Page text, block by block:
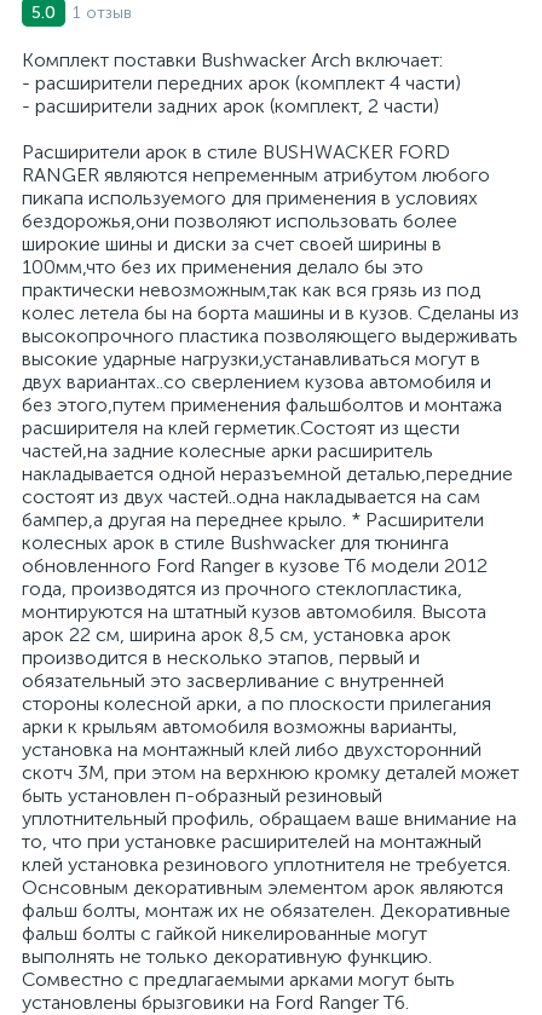
5.0 1 отзыв
Комплект поставки Bushwacker Arch включает:
- расширители передних арок (комплект 4 части)
- расширители задних арок (комплект, 2 части)
Расширители арок в стиле BUSHWACKER FORD
RANGER являются непременным атрибутом любого
пикапа используемого для применения в условиях
бездорожья,они позволяют использовать более
широкие шины и диски за счет своей ширины в
100мм,что без их применения делало бы это
практически невозможным,так как вся грязь из под
колес летела бы на борта машины и в кузов. Сделаны из
высокопрочного пластика позволяющего выдерживать
высокие ударные нагрузки,устанавливаться могут в
двух вариантах..со сверлением кузова автомобиля и
без этого,путем применения фальшболтов и монтажа
расширителя на клей герметик.Состоят из щести
частей,на задние колесные арки расширитель
накладывается одной неразъемной деталью,передние
состоят из двух частей..одна накладывается на сам
бампер,а другая на переднее крыло. * Расширители
колесных арок в стиле Bushwacker для тюнинга
обновленного Ford Ranger в кузове T6 модели 2012
года, производятся из прочного стеклопластика,
монтируются на штатный кузов автомобиля. Высота
арок 22 см, ширина арок 8,5 см, установка арок
производится в несколько этапов, первый и
обязательный это засверливание с внутренней
стороны колесной арки, а по плоскости прилегания
арки к крыльям автомобиля возможны варианты,
установка на монтажный клей либо двухсторонний
скотч 3М, при этом на верхнюю кромку деталей может
быть установлен п-образный резиновый
уплотнительный профиль, обращаем ваше внимание на
то, что при установке расширителей на монтажный
клей установка резинового уплотнителя не требуется.
Оснсовным декоративным элементом арок являются
фальш болты, монтаж их не обязателен. Декоративные
фальш болты с гайкой никелированные могут
выполнять не только декоративную функцию.
Сомвестно с предлагаемыми арками могут быть
установлены брызговики на Ford Ranger T6.